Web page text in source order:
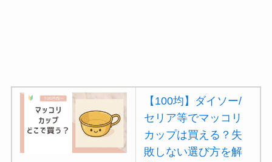
【100均】ダイソー/
セリア等でマッコリ
カップは買える？失
敗しない選び方を解